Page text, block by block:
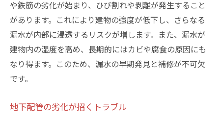
作業後の確認事項と注意点
必要な用具とその使用方法
プロに頼らず自分で地下漏水を防ぐコツ
日常的にできる予防策とその実践
セルフメンテナンスでコスト削減
や鉄筋の劣化が始まり、ひび割れや剥離が発生すること
があります。これにより建物の強度が低下し、さらなる
漏水が内部に浸透するリスクが増します。また、漏水が
建物内の湿度を高め、長期的にはカビや腐食の原因にも
なり得ます。このため、漏水の早期発見と補修が不可欠
です。
地下配管の劣化が招くトラブル